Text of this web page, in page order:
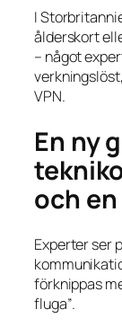
I
ålderskort
– något
VPN.
En ny
och
Experter ser
förknippas
fluga”.